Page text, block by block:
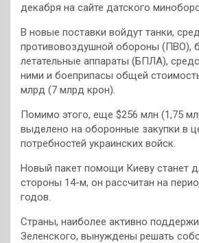
декабря на сайте датского
В новые поставки войдут танки,
противовоздушной обороны (ПВО),
летательные аппараты (БПЛА),
ними и боеприпасы общей
млрд (7 млрд крон).
Помимо этого, еще $256 млн (1,75
выделено на оборонные закупки в
потребностей украинских войск.
Новый пакет помощи Киеву станет
стороны 14-м, он рассчитан на
годов.
Страны, наиболее активно
Зеленского, вынуждены решать